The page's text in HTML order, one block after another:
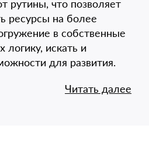
рутины, что позволяет
ресурсы на более
в собственные
логику, искать и
для развития.
Читать далее